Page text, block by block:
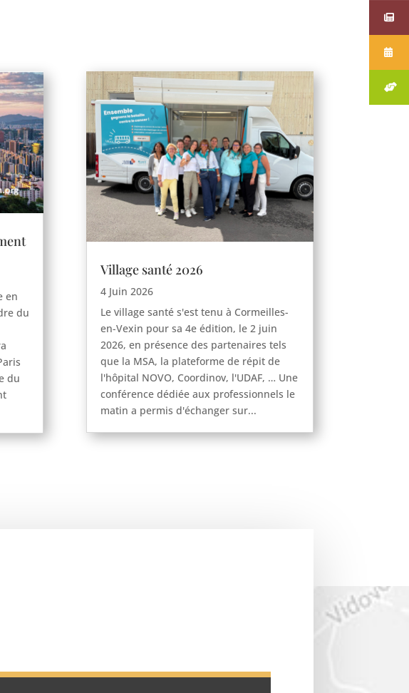
en
du
du
Village santé 2026
4 Juin 2026
Le village santé s'est tenu à Cormeilles-
en-Vexin pour sa 4e édition, le 2 juin
2026, en présence des partenaires tels
que la MSA, la plateforme de répit de
l'hôpital NOVO, Coordinov, l'UDAF, … Une
conférence dédiée aux professionnels le
matin a permis d'échanger sur...